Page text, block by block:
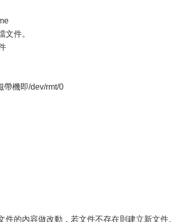
文件。
帶機即/dev/rmt/0
的內容做改動，若文件不存在則建立新文件。